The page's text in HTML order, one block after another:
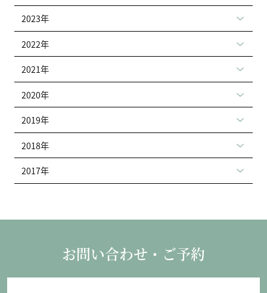
2023年
2022年
2021年
2020年
2019年
2018年
2017年
お問い合わせ・ご予約